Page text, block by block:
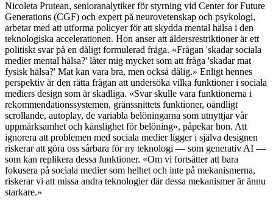
Nicoleta Prutean, senioranalytiker för styrning vid Center for Future
Generations (CGF) och expert på neurovetenskap och psykologi,
arbetar med att utforma policyer för att skydda mental hälsa i den
teknologiska accelerationen. Hon anser att åldersrestriktioner är ett
politiskt svar på en dåligt formulerad fråga. «Frågan 'skadar sociala
medier mental hälsa?' låter mig mycket som att fråga 'skadar mat
fysisk hälsa?' Mat kan vara bra, men också dålig.» Enligt hennes
perspektiv är den rätta frågan att undersöka vilka funktioner i sociala
mediers design som är skadliga. «Svar skulle vara funktionerna i
rekommendationssystemen, gränssnittets funktioner, oändligt
scrollande, autoplay, de variabla belöningarna som utnyttjar vår
uppmärksamhet och känslighet för belöning», påpekar hon. Att
ignorera att problemen med sociala medier ligger i själva designen
riskerar att göra oss sårbara för ny teknologi — som generativ AI —
som kan replikera dessa funktioner. «Om vi fortsätter att bara
fokusera på sociala medier som helhet och inte på mekanismerna,
riskerar vi att missa andra teknologier där dessa mekanismer är ännu
starkare.»